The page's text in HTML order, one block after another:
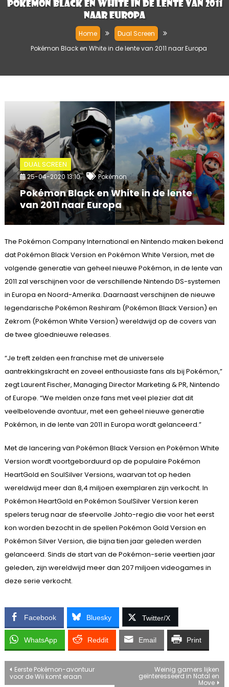
Pokémon Black en White in de lente van 2011
naar Europa
Home
Dual Screen
Pokémon Black en White in de lente van 2011 naar Europa
DUAL SCREEN
25-04-2020 13:10 Pokémon
Pokémon Black en White in de lente
van 2011 naar Europa
The Pokémon Company International en Nintendo maken bekend
dat Pokémon Black Version en Pokémon White Version, met de
volgende generatie van geheel nieuwe Pokémon, in de lente van
2011 zal verschijnen voor de verschillende Nintendo DS-systemen
in Europa en Noord-Amerika. Daarnaast verschijnen de nieuwe
legendarische Pokémon Reshiram (Pokémon Black Version) en
Zekrom (Pokémon White Version) wereldwijd op de covers van
de twee gloednieuwe releases.
“Je treft zelden een franchise met de universele
aantrekkingskracht en zoveel enthousiaste fans als bij Pokémon,”
zegt Laurent Fischer, Managing Director Marketing & PR, Nintendo
of Europe. “We melden onze fans met veel plezier dat dit
veelbelovende avontuur, met een geheel nieuwe generatie
Pokémon, in de lente van 2011 in Europa wordt gelanceerd.”
Met de lancering van Pokémon Black Version en Pokémon White
Version wordt voortgeborduurd op de populaire Pokémon
HeartGold en SoulSilver Versions, waarvan tot op heden
wereldwijd meer dan 8,4 miljoen exemplaren zijn verkocht. In
Pokémon HeartGold en Pokémon SoulSilver Version keren
spelers terug naar de sfeervolle Johto-regio die voor het eerst
kon worden bezocht in de spellen Pokémon Gold Version en
Pokémon Silver Version, die bijna tien jaar geleden werden
gelanceerd. Sinds de start van de Pokémon-serie veertien jaar
geleden, zijn wereldwijd meer dan 207 miljoen videogames in
deze serie verkocht.
Facebook Bluesky Twitter/X
WhatsApp Reddit Email Print
Bericht
Eerste Pokémon-avontuur
voor de Wii komt eraan
Weinig gamers lijken
geïnteresseerd in Natal en
Move